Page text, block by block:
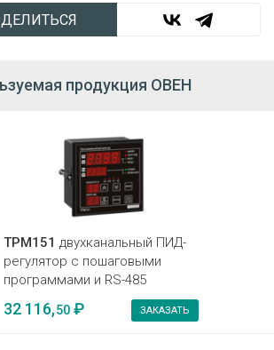
продукция ОВЕН
ТРМ151 двухканальный ПИД-
регулятор с пошаговыми
программами и RS-485
32 116,50 ₽ ЗАКАЗАТЬ